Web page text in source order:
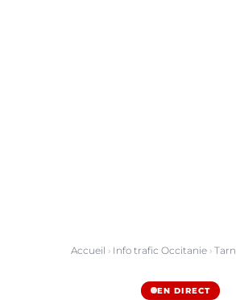
Accueil › Info trafic Occitanie› Tarn
EN DIRECT